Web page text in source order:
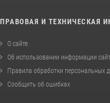
ПРАВОВАЯ И ТЕХНИЧЕСКАЯ
О сайте
Об использовании информации
Правила обработки персональных
Сообщить об ошибках